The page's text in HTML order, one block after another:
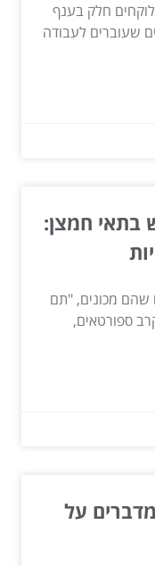
חלק בענף
שעוברים לעבודה
בתאי חמצן:
שהם מכונים, "תם
ספורטאים,
על